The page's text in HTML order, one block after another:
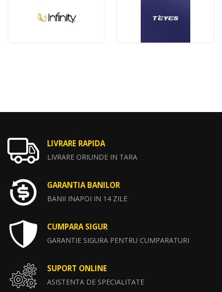
LIVRARE RAPIDA
LIVRARE ORIUNDE IN TARA
GARANTIA BANILOR
BANII INAPOI IN 14 ZILE
CUMPARA SIGUR
GARANTIE SIGURA PENTRU CUMPARATURI
SUPORT ONLINE
ASISTENTA DE SPECIALITATE